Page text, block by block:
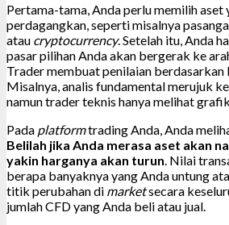
Pertama-tama, Anda perlu memilih aset
perdagangkan, seperti misalnya
atau cryptocurrency. Setelah itu, Anda
pasar pilihan Anda akan bergerak ke
Trader membuat penilaian berdasarkan
Misalnya, analis fundamental merujuk
namun trader teknis hanya melihat
Pada platformtrading Anda, Anda
Belilah jika Anda merasa aset akan
yakin harganya akan turun . Nilai
berapa banyaknya yang Anda untung
titik perubahan di marketsecara
jumlah CFD yang Anda beli atau jual.